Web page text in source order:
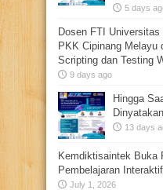
5 days
Dosen FTI
PKK Cipinang Melayu
Scripting dan Testing
9 days ago
Hingga
13 days
Kemdiktisaintek Buka
Pembelajaran
July 1, 2026